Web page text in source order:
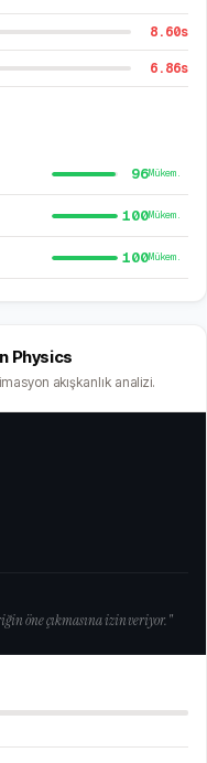
8.60s
6.86s
96Mükem.
100Mükem.
100Mükem.
Physics
akışkanlık analizi.
öne çıkmasına izin veriyor."